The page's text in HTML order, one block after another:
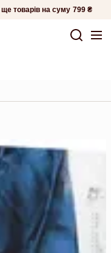
товарів на суму 799 ₴